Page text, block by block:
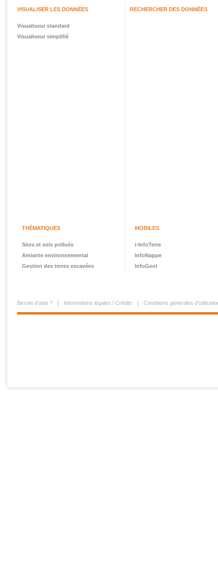
VISUALISER LES DONNÉES
Visualiseur standard
Visualiseur simplifié
RECHERCHER DES DONNÉES
THÉMATIQUES
Sites et sols pollués
Amiante environnemental
Gestion des terres excavées
MOBILES
i-InfoTerre
InfoNappe
InfoGeol
Besoin d'aide ? Informations légales / Crédits Conditions générales